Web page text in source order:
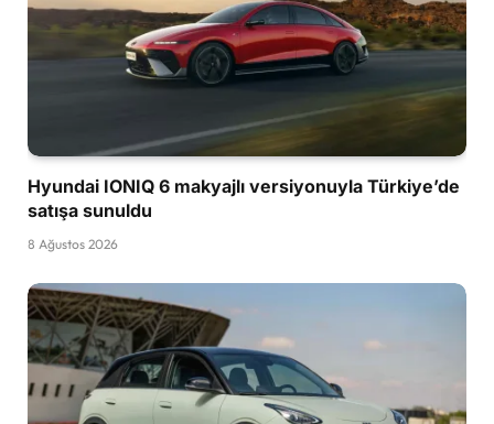
Hyundai IONIQ 6 makyajlı versiyonuyla Türkiye’de
satışa sunuldu
8 Ağustos 2026